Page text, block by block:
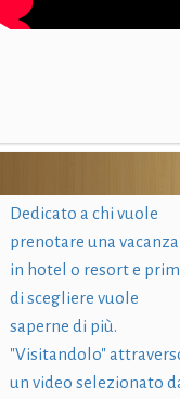
Dedicato a chi vuole
prenotare una vacanza
in hotel o resort e
di scegliere vuole
saperne di più.
"Visitandolo"
un video selezionato